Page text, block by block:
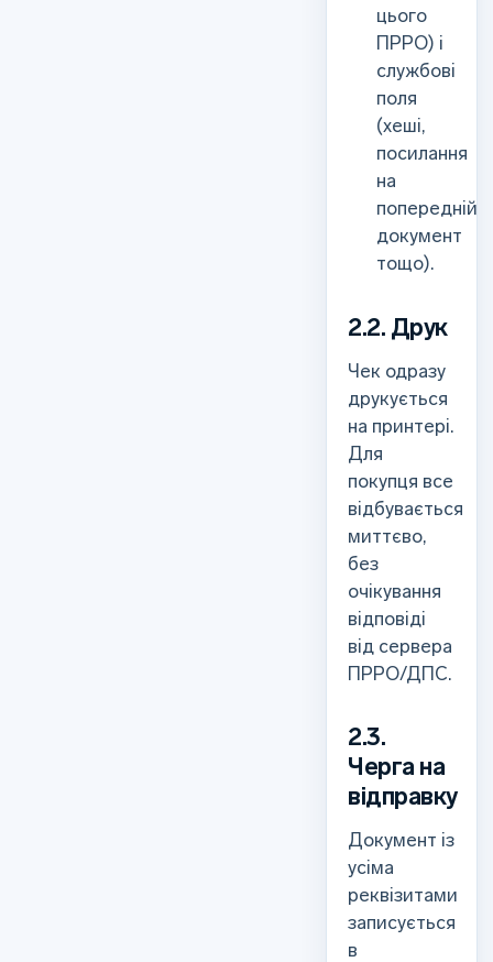
цього
ПРРО) і
службові
поля
(хеші,
посилання
на
попередній
документ
тощо).
2.2. Друк
Чек одразу
друкується
на принтері.
Для
покупця все
відбувається
миттєво,
без
очікування
відповіді
від сервера
ПРРО/ДПС.
2.3.
Черга на
відправку
Документ із
усіма
реквізитами
записується
в